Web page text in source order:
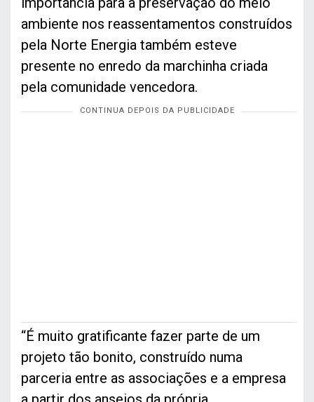
ambiente nos reassentamentos construídos
pela Norte Energia também esteve
presente no enredo da marchinha criada
pela comunidade vencedora.
“É muito gratificante fazer parte de um
projeto tão bonito, construído numa
parceria entre as associações e a empresa